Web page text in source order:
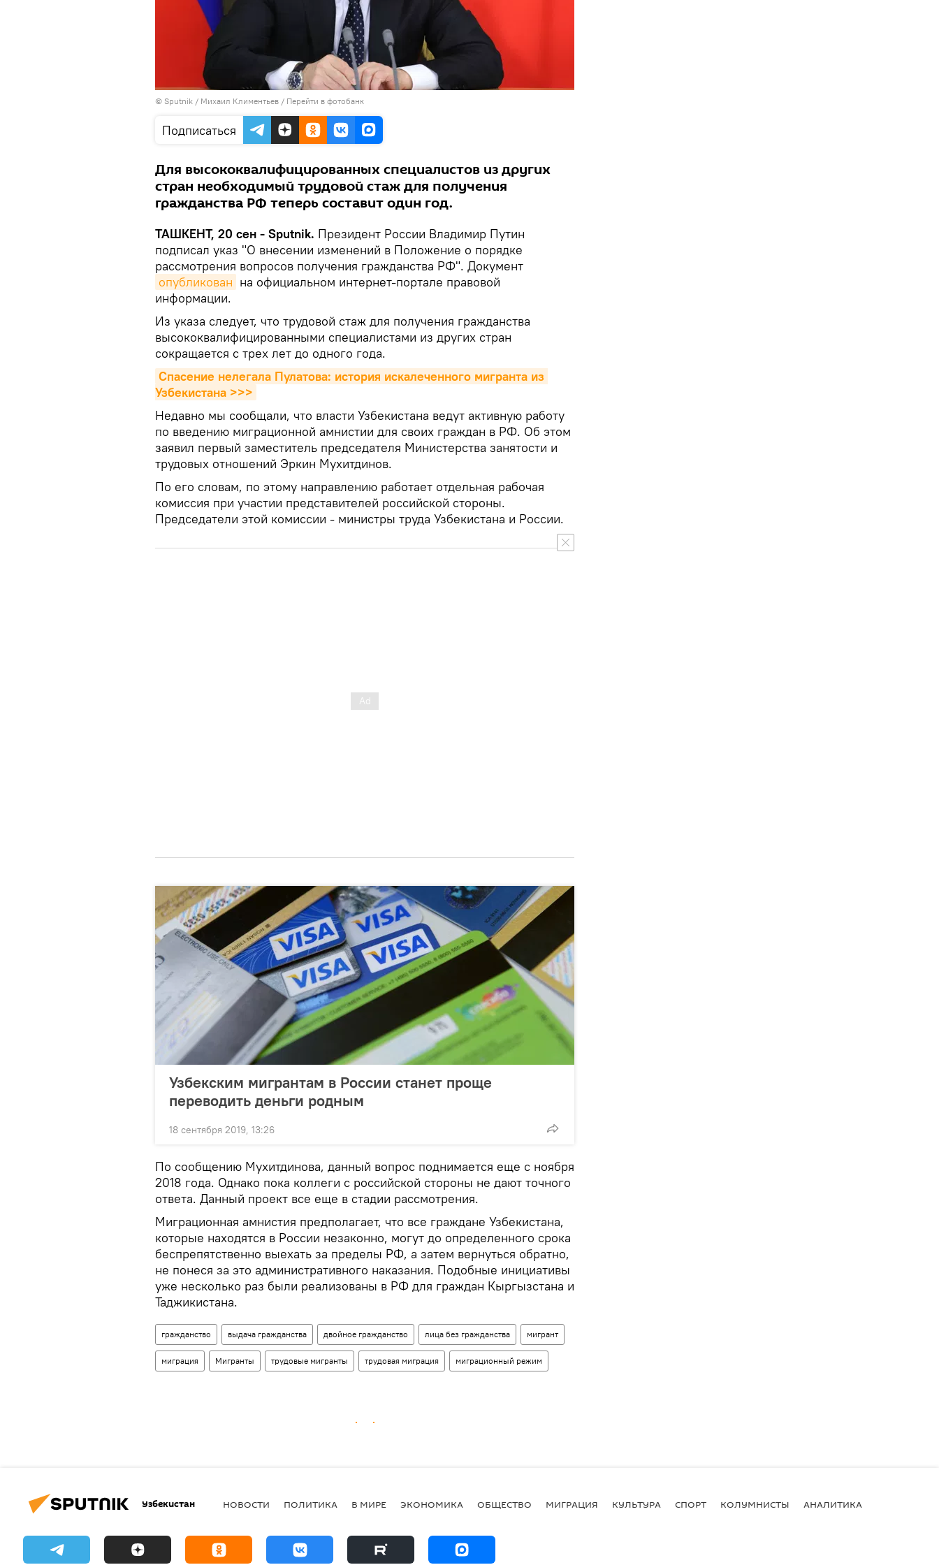
© Sputnik / Михаил Климентьев / Перейти в фотобанк
Подписаться
Для высококвалифицированных специалистов из других
стран необходимый трудовой стаж для получения
гражданства РФ теперь составит один год.
ТАШКЕНТ, 20 сен - Sputnik. Президент России Владимир Путин
подписал указ "О внесении изменений в Положение о порядке
рассмотрения вопросов получения гражданства РФ". Документ
опубликован на официальном интернет-портале правовой
информации.
Из указа следует, что трудовой стаж для получения гражданства
высококвалифицированными специалистами из других стран
сокращается с трех лет до одного года.
Спасение нелегала Пулатова: история искалеченного мигранта из
Узбекистана >>>
Недавно мы сообщали, что власти Узбекистана ведут активную работу
по введению миграционной амнистии для своих граждан в РФ. Об этом
заявил первый заместитель председателя Министерства занятости и
трудовых отношений Эркин Мухитдинов.
По его словам, по этому направлению работает отдельная рабочая
комиссия при участии представителей российской стороны.
Председатели этой комиссии - министры труда Узбекистана и России.
Узбекским мигрантам в России станет проще
переводить деньги родным
18 сентября 2019, 13:26
По сообщению Мухитдинова, данный вопрос поднимается еще с ноября
2018 года. Однако пока коллеги с российской стороны не дают точного
ответа. Данный проект все еще в стадии рассмотрения.
Миграционная амнистия предполагает, что все граждане Узбекистана,
которые находятся в России незаконно, могут до определенного срока
беспрепятственно выехать за пределы РФ, а затем вернуться обратно,
не понеся за это административного наказания. Подобные инициативы
уже несколько раз были реализованы в РФ для граждан Кыргызстана и
Таджикистана.
гражданство выдача гражданства двойное гражданство лица без гражданства мигрант
миграция Мигранты трудовые мигранты трудовая миграция миграционный режим
Узбекистан НОВОСТИ ПОЛИТИКА В МИРЕ ЭКОНОМИКА ОБЩЕСТВО МИГРАЦИЯ КУЛЬТУРА СПОРТ КОЛУМНИСТЫ АНАЛИТИКА